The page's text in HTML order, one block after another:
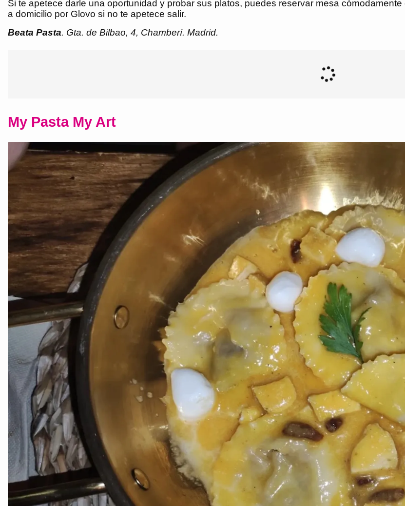
Si te apetece darle una oportunidad y probar sus platos, puedes reservar mesa
a domicilio por Glovo si no te apetece salir.
Beata Pasta. Gta. de Bilbao, 4, Chamberí. Madrid.
My Pasta My Art